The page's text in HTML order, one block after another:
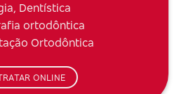
Dentística
ortodôntica
Ortodôntica
ONLINE